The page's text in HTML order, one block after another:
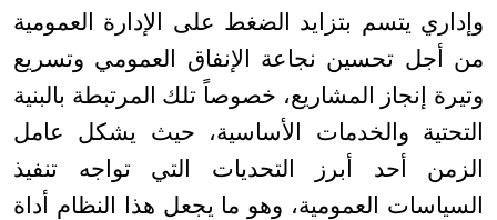
وإداري يتسم بتزايد الضغط على الإدارة العمومية
من أجل تحسين نجاعة الإنفاق العمومي وتسريع
وتيرة إنجاز المشاريع، خصوصاً تلك المرتبطة بالبنية
التحتية والخدمات الأساسية، حيث يشكل عامل
الزمن أحد أبرز التحديات التي تواجه تنفيذ
السياسات العمومية، وهو ما يجعل هذا النظام أداة